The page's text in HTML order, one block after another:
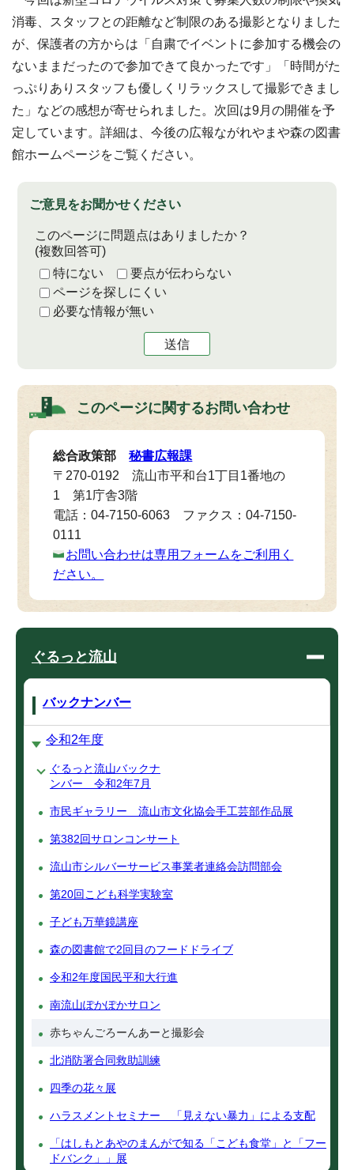
消毒、スタッフとの距離など制限のある撮影となりました
が、保護者の方からは「自粛でイベントに参加する機会の
ないままだったので参加できて良かったです」「時間がた
っぷりありスタッフも優しくリラックスして撮影できまし
た」などの感想が寄せられました。次回は9月の開催を予
定しています。詳細は、今後の広報ながれやまや森の図書
館ホームページをご覧ください。
ご意見をお聞かせください
このページに問題点はありましたか？
(複数回答可)
特にない
要点が伝わらない
ページを探しにくい
必要な情報が無い
送信
このページに関するお問い合わせ
総合政策部秘書広報課
〒270-0192 流山市平和台1丁目1番地の
1 第1庁舎3階
電話：04-7150-6063 ファクス：04-7150-
0111
お問い合わせは専用フォームをご利用く
ださい。
ぐるっと流山
バックナンバー
令和2年度
ぐるっと流山バックナ
ンバー 令和2年7月
市民ギャラリー 流山市文化協会手工芸部作品展
第382回サロンコンサート
流山市シルバーサービス事業者連絡会訪問部会
第20回こども科学実験室
子ども万華鏡講座
森の図書館で2回目のフードドライブ
令和2年度国民平和大行進
南流山ぽかぽかサロン
赤ちゃんごろーんあーと撮影会
北消防署合同救助訓練
四季の花々展
ハラスメントセミナー 「見えない暴力」による支配
「はしもとあやのまんがで知る「こども食堂」と「フー
ドバンク」」展